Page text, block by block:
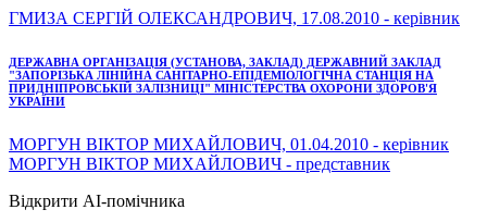
ГМИЗА СЕРГІЙ ОЛЕКСАНДРОВИЧ, 17.08.2010 - керівник
ДЕРЖАВНА ОРГАНІЗАЦІЯ (УСТАНОВА, ЗАКЛАД) ДЕРЖАВНИЙ ЗАКЛАД
"ЗАПОРІЗЬКА ЛІНІЙНА САНІТАРНО-ЕПІДЕМІОЛОГІЧНА СТАНЦІЯ НА
ПРИДНІПРОВСЬКІЙ ЗАЛІЗНИЦІ" МІНІСТЕРСТВА ОХОРОНИ ЗДОРОВ'Я
УКРАЇНИ
МОРГУН ВІКТОР МИХАЙЛОВИЧ, 01.04.2010 - керівник
МОРГУН ВІКТОР МИХАЙЛОВИЧ - представник
Відкрити AI-помічника